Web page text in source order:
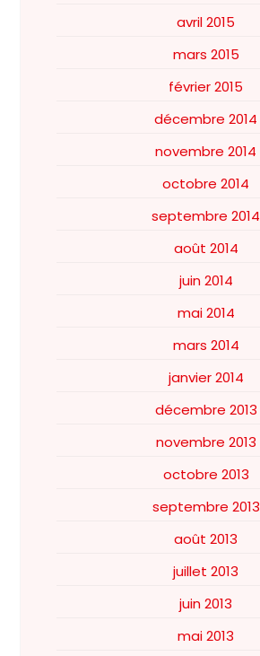
avril 2015
mars 2015
février 2015
décembre 2014
novembre 2014
octobre 2014
septembre 2014
août 2014
juin 2014
mai 2014
mars 2014
janvier 2014
décembre 2013
novembre 2013
octobre 2013
septembre 2013
août 2013
juillet 2013
juin 2013
mai 2013